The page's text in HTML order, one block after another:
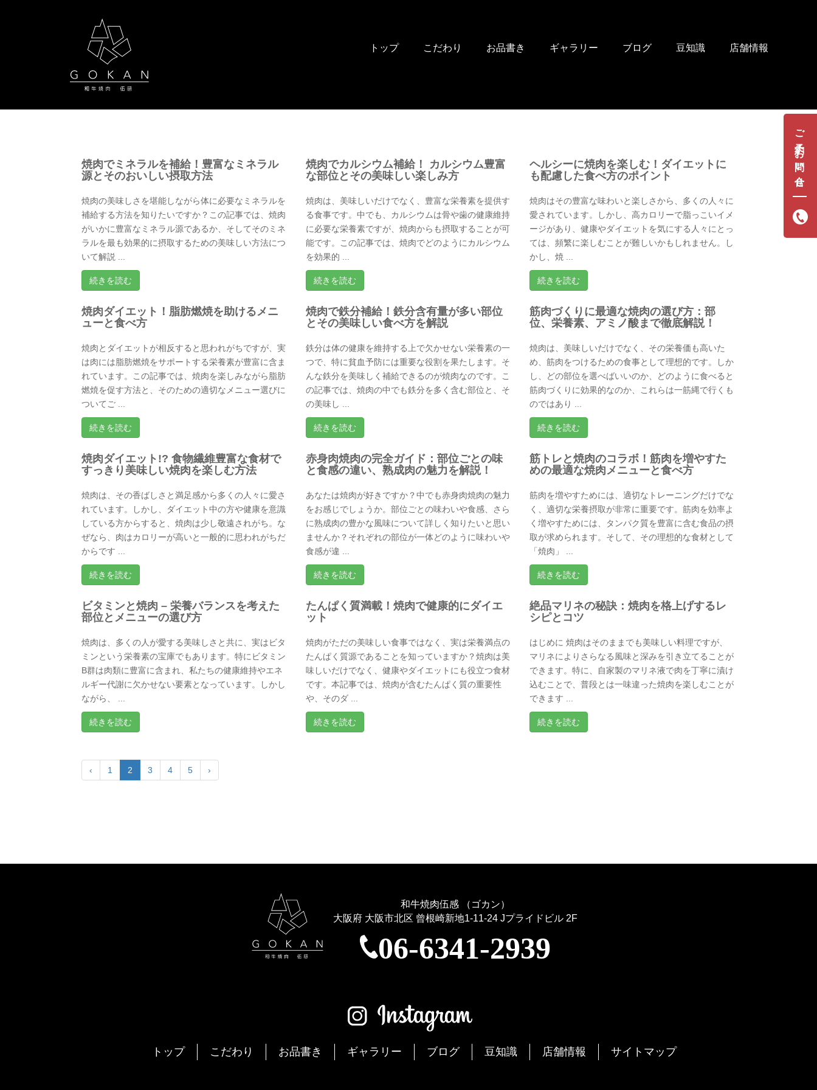
トップ こだわり お品書き ギャラリー ブログ 豆知識 店舗情報
ご予約・お問い合せ
焼肉でミネラルを補給！豊富なミネラル
源とそのおいしい摂取方法
焼肉の美味しさを堪能しながら体に必要なミネラルを
補給する方法を知りたいですか？この記事では、焼肉
がいかに豊富なミネラル源であるか、そしてそのミネ
ラルを最も効果的に摂取するための美味しい方法につ
いて解説 ...
続きを読む
焼肉でカルシウム補給！ カルシウム豊富
な部位とその美味しい楽しみ方
焼肉は、美味しいだけでなく、豊富な栄養素を提供す
る食事です。中でも、カルシウムは骨や歯の健康維持
に必要な栄養素ですが、焼肉からも摂取することが可
能です。この記事では、焼肉でどのようにカルシウム
を効果的 ...
続きを読む
ヘルシーに焼肉を楽しむ！ダイエットに
も配慮した食べ方のポイント
焼肉はその豊富な味わいと楽しさから、多くの人々に
愛されています。しかし、高カロリーで脂っこいイメ
ージがあり、健康やダイエットを気にする人々にとっ
ては、頻繁に楽しむことが難しいかもしれません。し
かし、焼 ...
続きを読む
焼肉ダイエット！脂肪燃焼を助けるメニ
ューと食べ方
焼肉とダイエットが相反すると思われがちですが、実
は肉には脂肪燃焼をサポートする栄養素が豊富に含ま
れています。この記事では、焼肉を楽しみながら脂肪
燃焼を促す方法と、そのための適切なメニュー選びに
ついてご ...
続きを読む
焼肉で鉄分補給！鉄分含有量が多い部位
とその美味しい食べ方を解説
鉄分は体の健康を維持する上で欠かせない栄養素の一
つで、特に貧血予防には重要な役割を果たします。そ
んな鉄分を美味しく補給できるのが焼肉なのです。こ
の記事では、焼肉の中でも鉄分を多く含む部位と、そ
の美味し ...
続きを読む
筋肉づくりに最適な焼肉の選び方：部
位、栄養素、アミノ酸まで徹底解説！
焼肉は、美味しいだけでなく、その栄養価も高いた
め、筋肉をつけるための食事として理想的です。しか
し、どの部位を選べばいいのか、どのように食べると
筋肉づくりに効果的なのか、これらは一筋縄で行くも
のではあり ...
続きを読む
焼肉ダイエット!? 食物繊維豊富な食材で
すっきり美味しい焼肉を楽しむ方法
焼肉は、その香ばしさと満足感から多くの人々に愛さ
れています。しかし、ダイエット中の方や健康を意識
している方からすると、焼肉は少し敬遠されがち。な
ぜなら、肉はカロリーが高いと一般的に思われがちだ
からです ...
続きを読む
赤身肉焼肉の完全ガイド：部位ごとの味
と食感の違い、熟成肉の魅力を解説！
あなたは焼肉が好きですか？中でも赤身肉焼肉の魅力
をお感じでしょうか。部位ごとの味わいや食感、さら
に熟成肉の豊かな風味について詳しく知りたいと思い
ませんか？それぞれの部位が一体どのように味わいや
食感が違 ...
続きを読む
筋トレと焼肉のコラボ！筋肉を増やすた
めの最適な焼肉メニューと食べ方
筋肉を増やすためには、適切なトレーニングだけでな
く、適切な栄養摂取が非常に重要です。筋肉を効率よ
く増やすためには、タンパク質を豊富に含む食品の摂
取が求められます。そして、その理想的な食材として
「焼肉」 ...
続きを読む
ビタミンと焼肉 – 栄養バランスを考えた
部位とメニューの選び方
焼肉は、多くの人が愛する美味しさと共に、実はビタ
ミンという栄養素の宝庫でもあります。特にビタミン
B群は肉類に豊富に含まれ、私たちの健康維持やエネ
ルギー代謝に欠かせない要素となっています。しかし
ながら、 ...
続きを読む
たんぱく質満載！焼肉で健康的にダイエ
ット
焼肉がただの美味しい食事ではなく、実は栄養満点の
たんぱく質源であることを知っていますか？焼肉は美
味しいだけでなく、健康やダイエットにも役立つ食材
です。本記事では、焼肉が含むたんぱく質の重要性
や、そのダ ...
続きを読む
絶品マリネの秘訣：焼肉を格上げするレ
シピとコツ
はじめに 焼肉はそのままでも美味しい料理ですが、
マリネによりさらなる風味と深みを引き立てることが
できます。特に、自家製のマリネ液で肉を丁寧に漬け
込むことで、普段とは一味違った焼肉を楽しむことが
できます ...
続きを読む
‹ 1 2 3 4 5 ›
和牛焼肉伍感 （ゴカン）
大阪府 大阪市北区 曾根崎新地1-11-24Jプライドビル 2F
06-6341-2939
トップ こだわり お品書き ギャラリー ブログ 豆知識 店舗情報 サイトマップ